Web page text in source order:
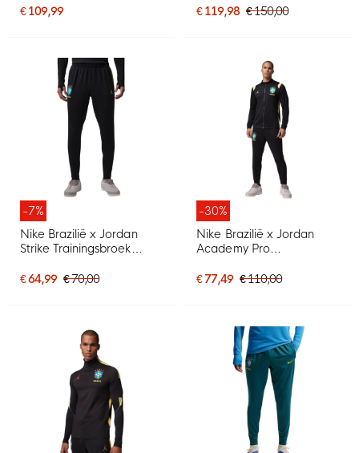
€ 109,99
Geel
€ 119,98 € 150,00
-7%
Nike Brazilië x Jordan
Strike Trainingsbroek
Mintgroen
€ 64,99 € 70,00
-30%
Nike Brazilië x Jordan
Academy Pro
Zwart Geel Mintgroen
€ 77,49 € 110,00